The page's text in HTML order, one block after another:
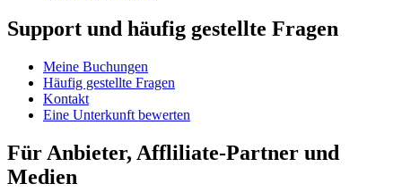
Support und häufig gestellte Fragen
Meine Buchungen
Häufig gestellte Fragen
Kontakt
Eine Unterkunft bewerten
Für Anbieter, Affliliate-Partner und
Medien